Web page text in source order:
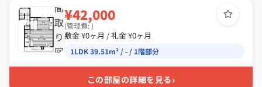
間
取
り
図
¥42,000
(管理費: )
敷金 ¥0ヶ月 / 礼金 ¥0ヶ月
1LDK 39.51m² / - / 1階部分
この部屋の詳細を見る›